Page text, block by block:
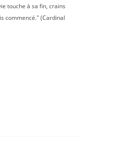
touche à sa fin, crains
commencé." (Cardinal